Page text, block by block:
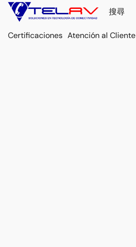
Certificaciones Atención al Cliente